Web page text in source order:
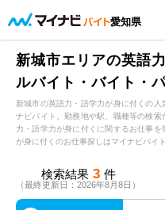
愛知県
新城市エリアの英語
ルバイト・バイト・
新城市の英語力・語学力が身に付くの
ナビバイト。勤務地や駅、職種等の検
力・語学力が身に付くに関するお仕事
が身に付くのお仕事探しはマイナビバイ
検索結果 3 件
（最終更新日：2026年8月8日）